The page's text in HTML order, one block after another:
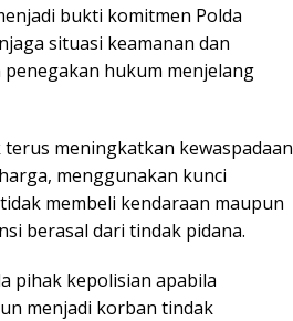
bukti komitmen Polda
situasi keamanan dan
hukum menjelang
meningkatkan kewaspadaan
menggunakan kunci
membeli kendaraan maupun
berasal dari tindak pidana.
pihak kepolisian apabila
menjadi korban tindak